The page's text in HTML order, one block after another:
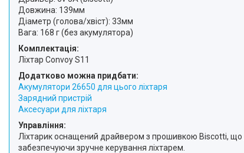
Довжина: 139мм
Діаметр (голова/хвіст): 33мм
Вага: 168 г (без акумулятора)
Комплектація:
Ліхтар Convoy S11
Додатково можна придбати:
Акумулятори 26650 для цього ліхтаря
Зарядний пристрій
Аксесуари для ліхтаря
Управління:
Ліхтарик оснащений драйвером з прошивкою Biscotti,
забезпечуючи зручне керування ліхтарем.